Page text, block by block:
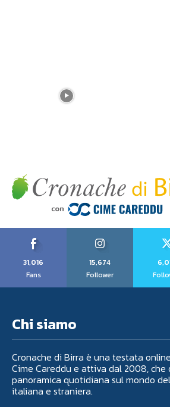
31,016
Fans
15,674
Follower
Chi siamo
Cronache di Birra è una testata
Cime Careddu e attiva dal 2008,
panoramica quotidiana sul mondo
italiana e straniera.